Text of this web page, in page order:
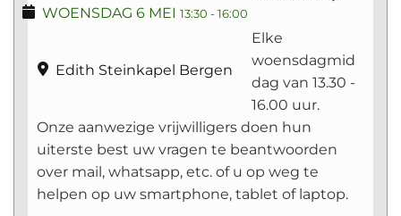
WOENSDAG 6 MEI 13:30 -16:00
Edith Steinkapel Bergen
Elke
woensdagmid
dag van 13.30 -
16.00 uur.
Onze aanwezige vrijwilligers doen hun
uiterste best uw vragen te beantwoorden
over mail, whatsapp, etc. of u op weg te
helpen op uw smartphone, tablet of laptop.